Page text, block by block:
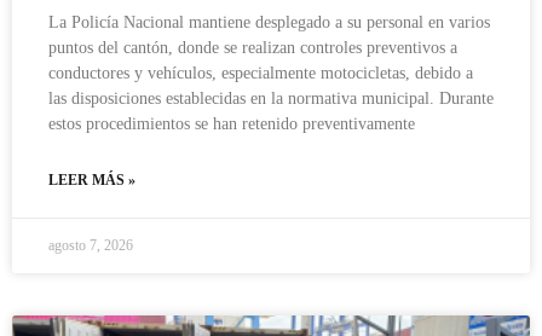
La Policía Nacional mantiene desplegado a su personal en varios
puntos del cantón, donde se realizan controles preventivos a
conductores y vehículos, especialmente motocicletas, debido a
las disposiciones establecidas en la normativa municipal. Durante
estos procedimientos se han retenido preventivamente
LEER MÁS »
agosto 7, 2026